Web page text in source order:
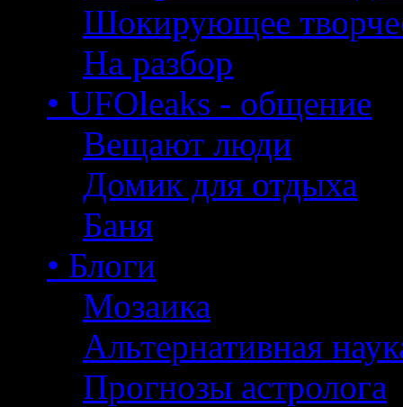
Шокирующее
На разбор
• UFOleaks - общение
Вещают люди
Домик для отдыха
Баня
• Блоги
Мозаика
Альтернативная
Прогнозы астролога